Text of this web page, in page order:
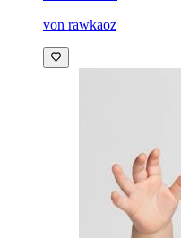
von rawkaoz